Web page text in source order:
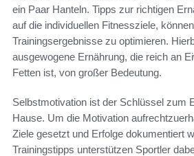
ein Paar Hanteln. Tipps zur richtigen
auf die individuellen Fitnessziele,
Trainingsergebnisse zu optimieren.
ausgewogene Ernährung, die reich an
Fetten ist, von großer Bedeutung.
Selbstmotivation ist der Schlüssel zum
Hause. Um die Motivation
Ziele gesetzt und Erfolge dokumentiert
Trainingstipps unterstützen Sportler